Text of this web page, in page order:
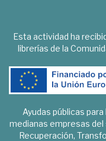
Esta actividad ha
librerías de la
Ayudas públicas
medianas empresas
Recuperación,